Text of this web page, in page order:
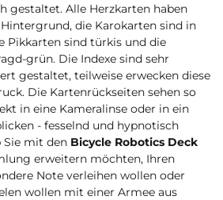
gestaltet. Alle Herzkarten haben
die Karokarten sind in
Pikkarten sind türkis und die
grün. Die Indexe sind sehr
gestaltet, teilweise erwecken diese
Die Kartenrückseiten sehen so
in eine Kameralinse oder in ein
- fesselnd und hypnotisch
Sie mit den Bicycle Robotics Deck
erweitern möchten, Ihren
Note verleihen wollen oder
wollen mit einer Armee aus